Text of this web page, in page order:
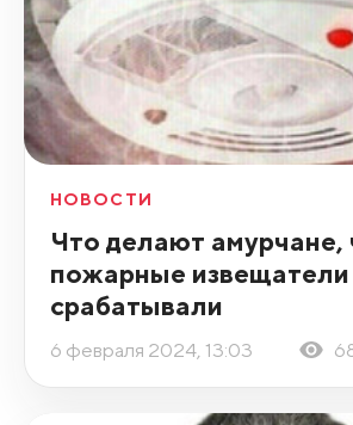
НОВОСТИ
Что делают амурчане,
пожарные извещатели
срабатывали
6 февраля 2024, 13:03